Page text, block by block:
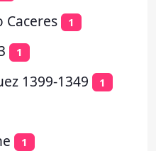
Caceres 1
1
1399-1349 1
1